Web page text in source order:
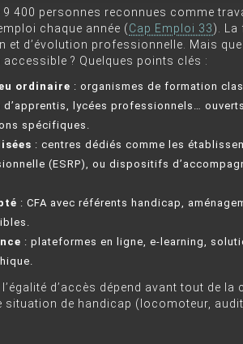
9 400 personnes reconnues comme
chaque année (Cap Emploi 33).
et d’évolution professionnelle. Mais
accessible ? Quelques points clés :
ordinaire : organismes de formation
lycées professionnels…
spécifiques.
: centres dédiés comme les
(ESRP), ou dispositifs
: CFA avec référents handicap,
: plateformes en ligne, e-learning,
d’accès dépend avant tout de la
situation de handicap (locomoteur,